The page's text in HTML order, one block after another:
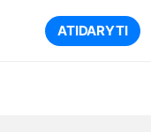
ATIDARYTI